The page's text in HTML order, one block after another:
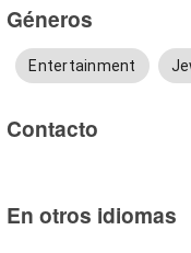
Géneros
Entertainment
Contacto
En otros idiomas